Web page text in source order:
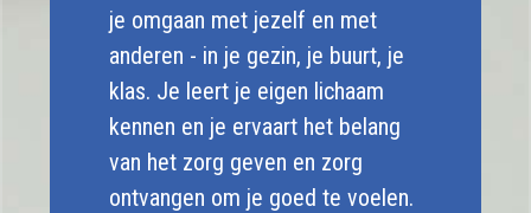
je omgaan met jezelf en met
anderen - in je gezin, je buurt, je
klas. Je leert je eigen lichaam
kennen en je ervaart het belang
van het zorg geven en zorg
ontvangen om je goed te voelen.